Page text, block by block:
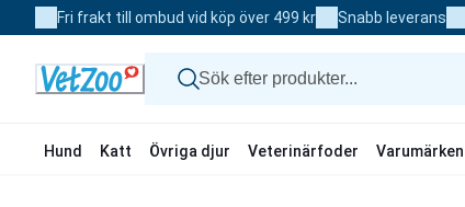
to
Fri frakt till ombud vid köp över 499 kr Snabb leverans
Hund Katt Övriga djur Veterinärfoder Varumärken